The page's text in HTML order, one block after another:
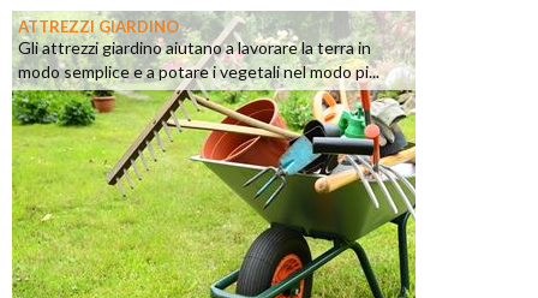
ATTREZZI GIARDINO
Gli attrezzi giardino aiutano a lavorare la terra in
modo semplice e a potare i vegetali nel modo pi...